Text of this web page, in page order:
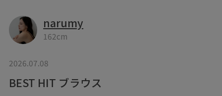
narumy
162cm
2026.07.08
BEST HIT ブラウス